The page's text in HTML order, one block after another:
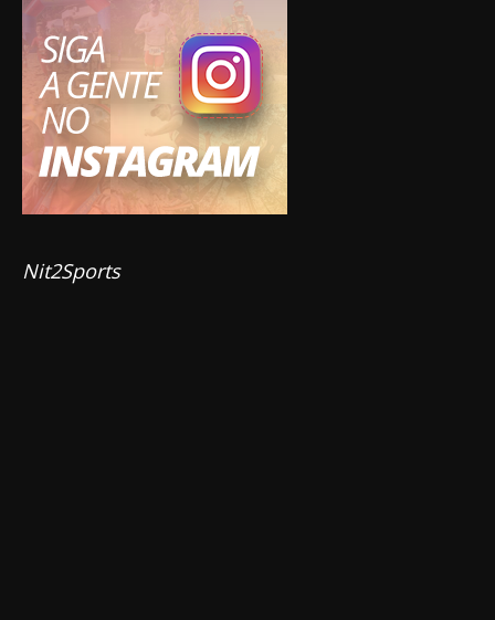
Nit2Sports